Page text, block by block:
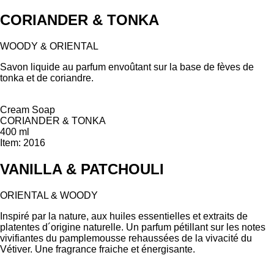
CORIANDER & TONKA
WOODY & ORIENTAL
Savon liquide au parfum envoûtant sur la base de fèves de
tonka et de coriandre.
Cream Soap
CORIANDER & TONKA
400 ml
Item: 2016
VANILLA & PATCHOULI
ORIENTAL & WOODY
Inspiré par la nature, aux huiles essentielles et extraits de
platentes d´origine naturelle. Un parfum pétillant sur les notes
vivifiantes du pamplemousse rehaussées de la vivacité du
Vétiver. Une fragrance fraiche et énergisante.